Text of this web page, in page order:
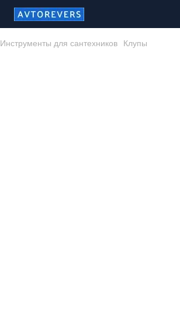
Инструменты для сантехников Клупы